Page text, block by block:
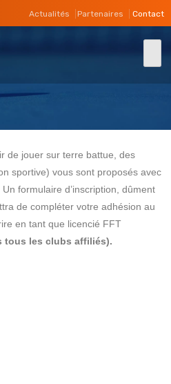
Actualités Partenaires Contact
de jouer sur terre battue, des
sportive) vous sont proposés avec
formulaire d’inscription, dûment
de compléter votre adhésion au
en tant que licencié FFT
tous les clubs affiliés).